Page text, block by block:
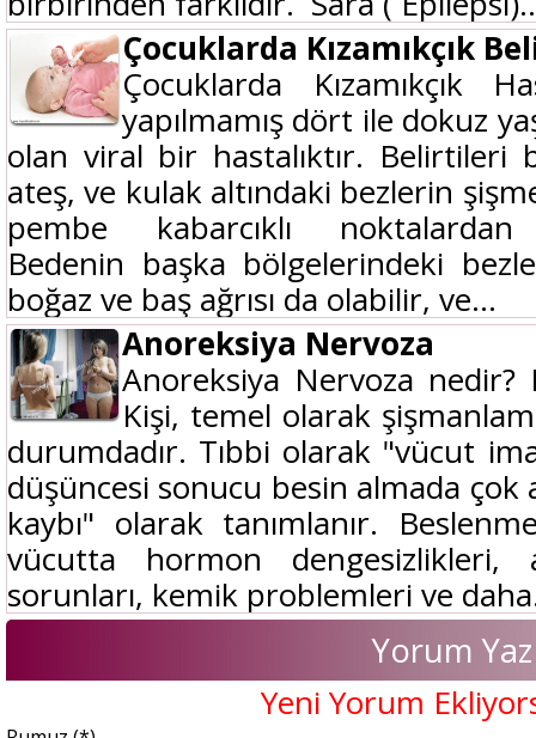
Çocuklarda Kızamıkçık
Çocuklarda Kızamıkçık
yapılmamış dört ile dokuz
olan viral bir hastalıktır.
ateş, ve kulak altındaki bezlerin
pembe kabarcıklı
Bedenin başka bölgelerindeki
boğaz ve baş ağrısı da olabilir, ve...
Anoreksiya Nervoza
Anoreksiya Nervoza
Kişi, temel olarak
durumdadır. Tıbbi olarak "vücut
düşüncesi sonucu besin almada çok
kaybı" olarak tanımlanır.
vücutta hormon dengesizlikleri,
sorunları, kemik problemleri ve
Yorum Yaz
Yeni Yorum